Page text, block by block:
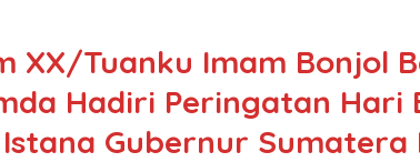
XX/Tuanku Imam Bonjol
Hadiri Peringatan Hari
Istana Gubernur